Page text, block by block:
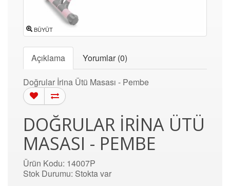
BÜYÜT
Açıklama Yorumlar (0)
Doğrular İrina Ütü Masası - Pembe
DOĞRULAR İRINA ÜTÜ
MASASI - PEMBE
Ürün Kodu: 14007P
Stok Durumu: Stokta var